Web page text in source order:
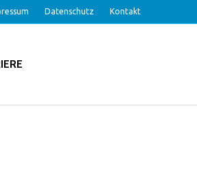
Datenschutz Kontakt